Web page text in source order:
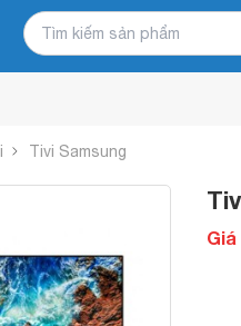
Tivi Samsung
Giá